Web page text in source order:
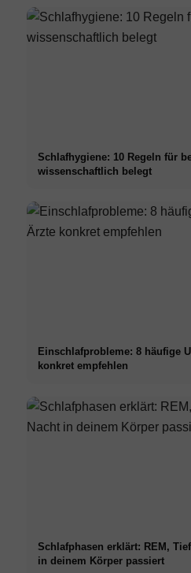
Schlafhygiene: 10 Regeln für
wissenschaftlich belegt
Einschlafprobleme: 8 häufige
konkret empfehlen
Schlafphasen erklärt: REM,
in deinem Körper passiert